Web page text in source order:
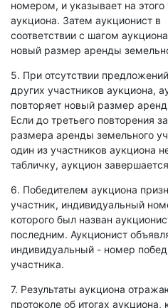
номером, и указывает на этого
аукциона. Затем аукционист в
соответствии с шагом
новый размер аренды
5. При отсутствии
других участников аукциона,
повторяет новый размер
Если до третьего повторения
размера аренды земельного
один из участников аукциона
табличку, аукцион
6. Победителем аукциона
участник, индивидуальный
которого был назван
последним. Аукционист
индивидуальный - номер
участника.
7. Результаты аукциона
протоколе об итогах аукциона,